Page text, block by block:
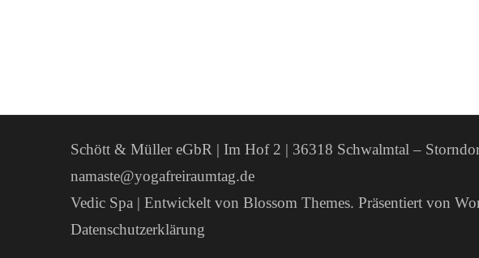
Schött & Müller eGbR | Im Hof 2 | 36318 Schwalmtal –
namaste@yogafreiraumtag.de
Vedic Spa | Entwickelt von Blossom Themes. Präsentiert von
Datenschutzerklärung